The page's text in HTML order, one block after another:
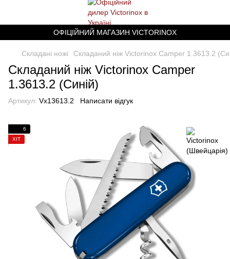
ОФІЦІЙНИЙ МАГАЗИН VICTORINOX
Складані ножі Складаний ніж Victorinox Camper 1.3613.2
Складаний ніж Victorinox Camper
1.3613.2 (Синій)
Артикул: Vx13613.2 Написати відгук
6
ХІТ